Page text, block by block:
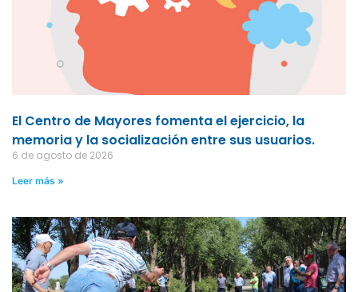
El Centro de Mayores fomenta el ejercicio, la
memoria y la socialización entre sus usuarios.
6 de agosto de 2026
Leer más »